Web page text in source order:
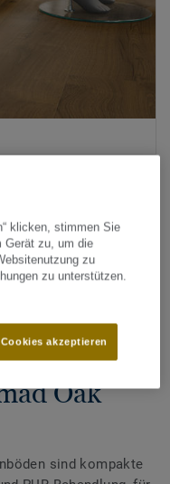
Designs anzeigen (200)
für
Oak
sind kompakte
klicken, stimmen Sie
Gerät zu, um die
zu
zu unterstützen.
akzeptieren